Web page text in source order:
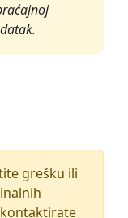
grešku ili